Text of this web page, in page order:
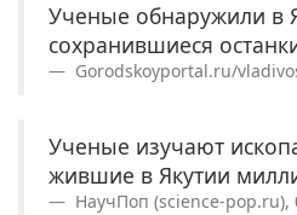
Ученые обнаружили в
сохранившиеся
Gorodskoyportal.ru/
Ученые изучают
жившие в Якутии
НаучПоп (science-pop.ru),